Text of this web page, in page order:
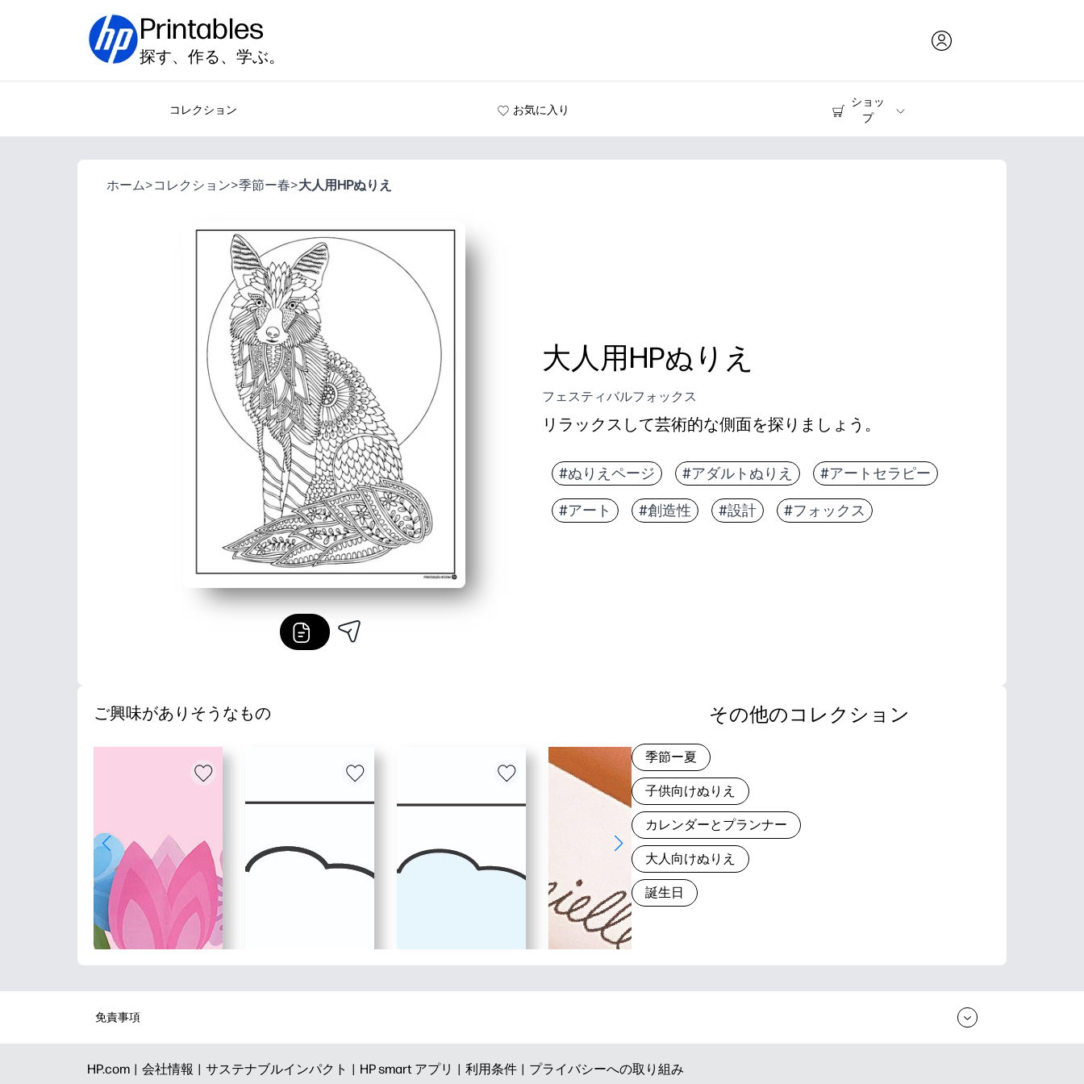
Printables
探す、作る、学ぶ。
コレクション お気に入り
ショッ
プ
プリンター
ホーム>コレクション>季節ー春>大人用HPぬりえ
大人用HPぬりえ
フェスティバルフォックス
リラックスして芸術的な側面を探りましょう。
#ぬりえページ #アダルトぬりえ #アートセラピー
#アート #創造性 #設計 #フォックス
ご興味がありそうなもの その他のコレクション
季節ー夏
子供向けぬりえ
カレンダーとプランナー
大人向けぬりえ
誕生日
免責事項
HP.com | 会社情報 | サステナブルインパクト | HP smart アプリ | 利用条件 | プライバシーへの取り組み